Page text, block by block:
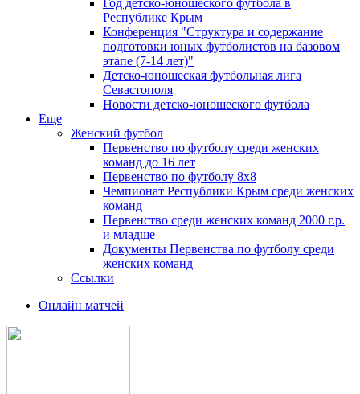
Год детско-юношеского футбола в
Республике Крым
Конференция "Структура и содержание
подготовки юных футболистов на базовом
этапе (7-14 лет)"
Детско-юношеская футбольная лига
Севастополя
Новости детско-юношеского футбола
Еще
Женский футбол
Первенство по футболу среди женских
команд до 16 лет
Первенство по футболу 8х8
Чемпионат Республики Крым среди женских
команд
Первенство среди женских команд 2000 г.р.
и младше
Документы Первенства по футболу среди
женских команд
Ссылки
Онлайн матчей